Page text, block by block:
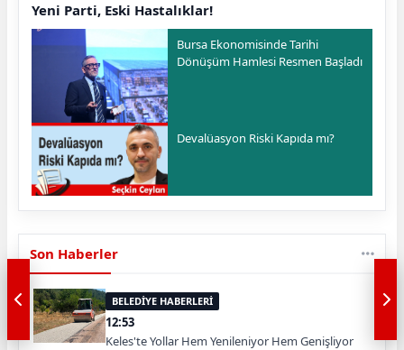
Yeni Parti, Eski Hastalıklar!
Bursa Ekonomisinde Tarihi
Dönüşüm Hamlesi Resmen Başladı
Devalüasyon Riski Kapıda mı?
Son Haberler
BELEDİYE HABERLERİ
12:53
Keles'te Yollar Hem Yenileniyor Hem Genişliyor